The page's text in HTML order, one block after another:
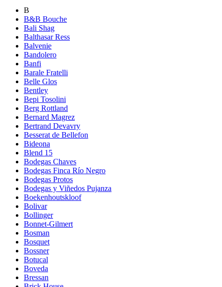
B
B&B Bouche
Bali Shag
Balthasar Ress
Balvenie
Bandolero
Banfi
Barale Fratelli
Belle Glos
Bentley
Bepi Tosolini
Berg Rottland
Bernard Magrez
Bertrand Devavry
Besserat de Bellefon
Bideona
Blend 15
Bodegas Chaves
Bodegas Finca Río Negro
Bodegas Protos
Bodegas y Viñedos Pujanza
Boekenhoutskloof
Bolivar
Bollinger
Bonnet-Gilmert
Bosman
Bosquet
Bossner
Botucal
Boveda
Bressan